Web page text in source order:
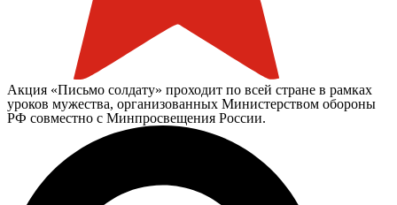
Акция «Письмо солдату» проходит по всей стране в рамках
уроков мужества, организованных Министерством обороны
РФ совместно с Минпросвещения России.